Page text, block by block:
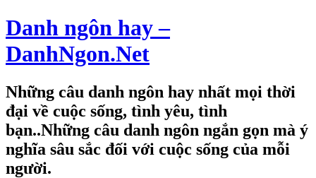
Danh ngôn hay –
DanhNgon.Net
Những câu danh ngôn hay nhất mọi thời
đại về cuộc sống, tình yêu, tình
bạn..Những câu danh ngôn ngắn gọn mà ý
nghĩa sâu sắc đối với cuộc sống của mỗi
người.